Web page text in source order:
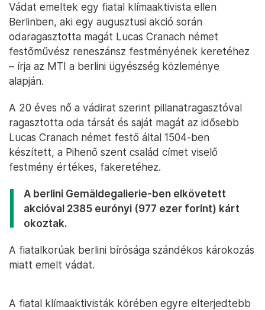
Vádat emeltek egy fiatal klímaaktivista ellen
Berlinben, aki egy augusztusi akció során
odaragasztotta magát Lucas Cranach német
festőművész reneszánsz festményének keretéhez
– írja az MTI a berlini ügyészség közleménye
alapján.
A 20 éves nő a vádirat szerint pillanatragasztóval
ragasztotta oda társát és saját magát az idősebb
Lucas Cranach német festő által 1504-ben
készített, a Pihenő szent család címet viselő
festmény értékes, fakeretéhez.
A berlini Gemäldegalierie-ben elkövetett
akcióval 2385 eurónyi (977 ezer forint) kárt
okoztak.
A fiatalkorúak berlini bírósága szándékos károkozás
miatt emelt vádat.
A fiatal klímaaktivisták körében egyre elterjedtebb